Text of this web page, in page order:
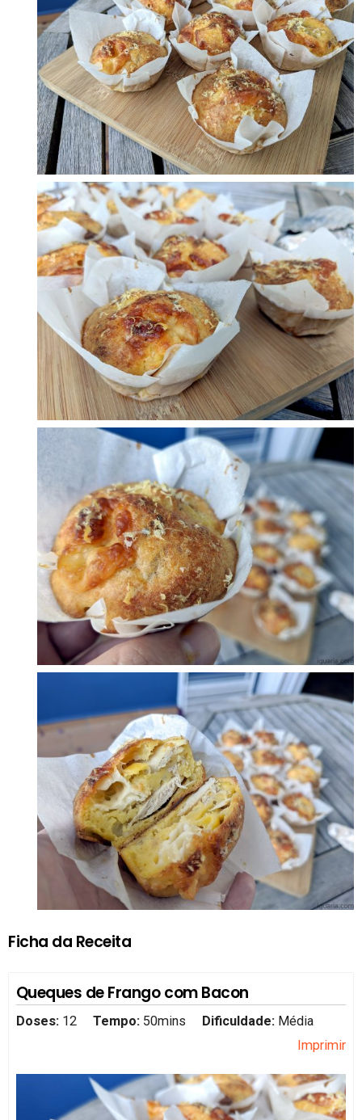
Ficha da Receita
Queques de Frango com Bacon
Doses: 12 Tempo: 50mins Dificuldade: Média
Imprimir